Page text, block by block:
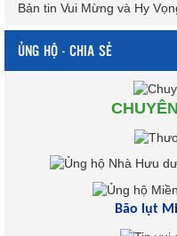
Bản tin Vui Mừng và Hy
ỦNG HỘ - CHIA SẺ
Bão lụt